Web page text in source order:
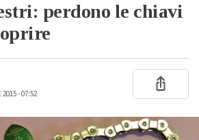
perdono le chiavi
2015 - 07:52